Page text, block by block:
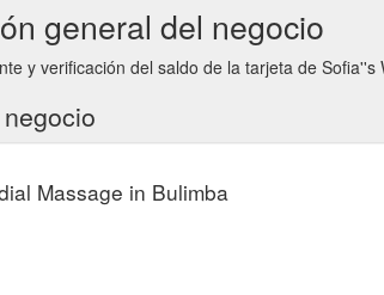
general del negocio
y verificación del saldo de la tarjeta de Sofia''s
Massage in Bulimba